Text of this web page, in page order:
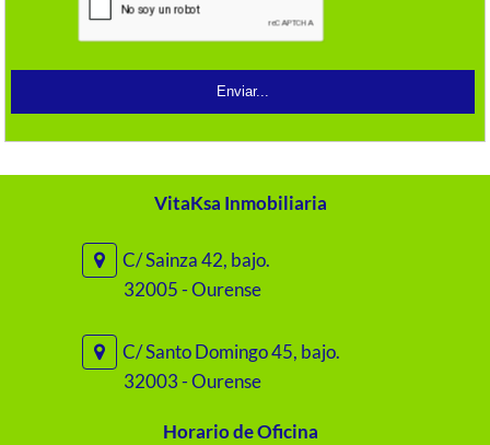
VitaKsa Inmobiliaria
C/ Sainza 42, bajo.
32005 - Ourense
C/ Santo Domingo 45, bajo.
32003 - Ourense
Horario de Oficina